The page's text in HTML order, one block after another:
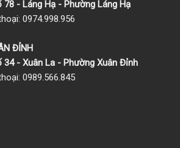
78 - Láng Hạ - Phường Láng Hạ
0974.998.956
ĐỈNH
34 - Xuân La - Phường Xuân Đỉnh
0989.566.845